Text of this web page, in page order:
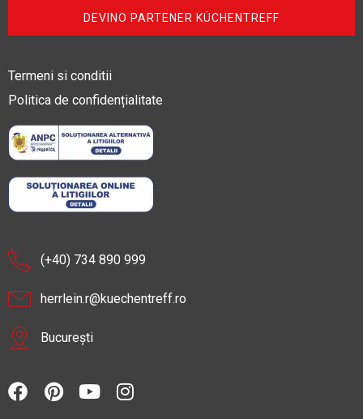
DEVINO PARTENER KÜCHENTREFF
Termeni si conditii
Politica de confidențialitate
(+40) 734 890 999
herrlein.r@kuechentreff.ro
București